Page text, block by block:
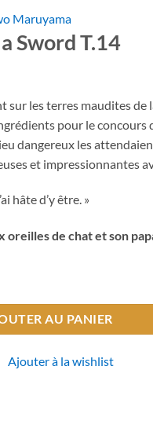
Maruyama
Sword T.14
sur les terres maudites de
pour le concours
dangereux les
et impressionnantes
hâte d’y être. »
de chat et son
AU PANIER
Ajouter à la wishlist